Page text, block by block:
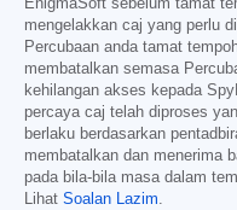
mengelakkan caj yang perlu
Percubaan anda tamat
membatalkan semasa
kehilangan akses kepada
percaya caj telah diproses
berlaku berdasarkan
membatalkan dan menerima
pada bila-bila masa dalam
Lihat Soalan Lazim